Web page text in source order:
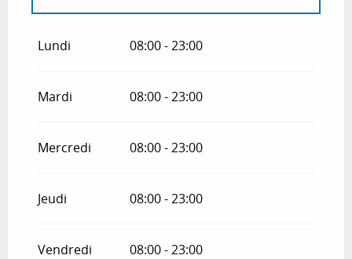
Lundi 08:00 - 23:00
Mardi 08:00 - 23:00
Mercredi 08:00 - 23:00
Jeudi 08:00 - 23:00
Vendredi 08:00 - 23:00